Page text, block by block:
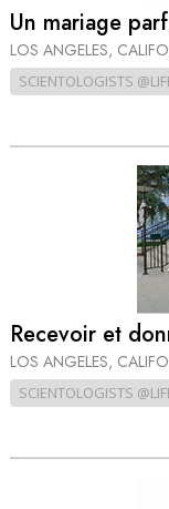
Un mariage
LOS ANGELES,
SCIENTOLOGISTS
Recevoir et
LOS ANGELES,
SCIENTOLOGISTS